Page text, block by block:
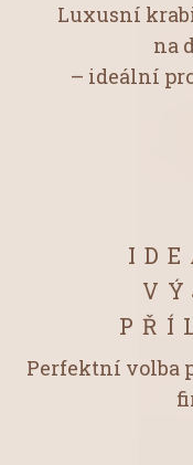
Luxusní
na
– ideální
Perfektní volba